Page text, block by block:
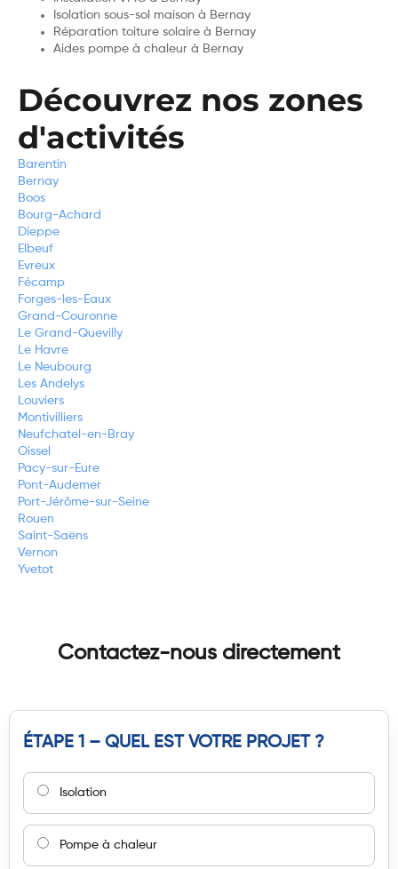
Isolation sous-sol maison à Bernay
Réparation toiture solaire à Bernay
Aides pompe à chaleur à Bernay
Découvrez nos zones
d'activités
Barentin
Bernay
Boos
Bourg-Achard
Dieppe
Elbeuf
Evreux
Fécamp
Forges-les-Eaux
Grand-Couronne
Le Grand-Quevilly
Le Havre
Le Neubourg
Les Andelys
Louviers
Montivilliers
Neufchatel-en-Bray
Oissel
Pacy-sur-Eure
Pont-Audemer
Port-Jérôme-sur-Seine
Rouen
Saint-Saëns
Vernon
Yvetot
Contactez-nous directement
ÉTAPE 1 – QUEL EST VOTRE PROJET ?
Isolation
Pompe à chaleur